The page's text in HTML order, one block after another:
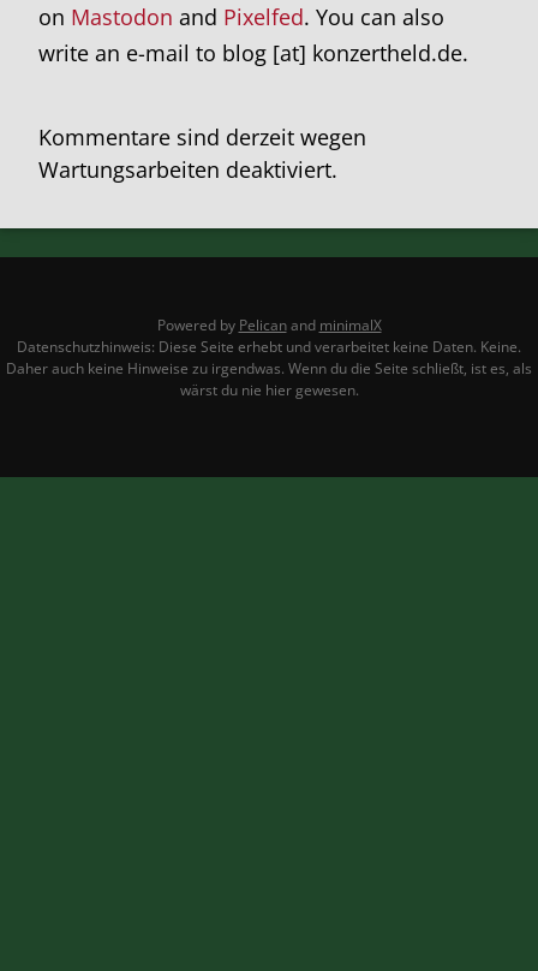
on Mastodon and Pixelfed. You can also
write an e-mail to blog [at] konzertheld.de.
Kommentare sind derzeit wegen
Wartungsarbeiten deaktiviert.
Powered by Pelicanand minimalX
Datenschutzhinweis: Diese Seite erhebt und verarbeitet keine Daten. Keine.
Daher auch keine Hinweise zu irgendwas. Wenn du die Seite schließt, ist es, als
wärst du nie hier gewesen.